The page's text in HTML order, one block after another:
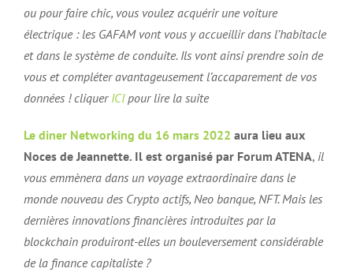
ou pour faire chic, vous voulez acquérir une voiture
électrique : les GAFAM vont vous y accueillir dans l’habitacle
et dans le système de conduite. Ils vont ainsi prendre soin de
vous et compléter avantageusement l’accaparement de vos
données ! cliquer ICIpour lire la suite
Le diner Networking du 16 mars 2022 aura lieu aux
Noces de Jeannette. Il est organisé par Forum ATENA, il
vous emmènera dans un voyage extraordinaire dans le
monde nouveau des Crypto actifs, Neo banque, NFT. Mais les
dernières innovations financières introduites par la
blockchain produiront-elles un bouleversement considérable
de la finance capitaliste ?